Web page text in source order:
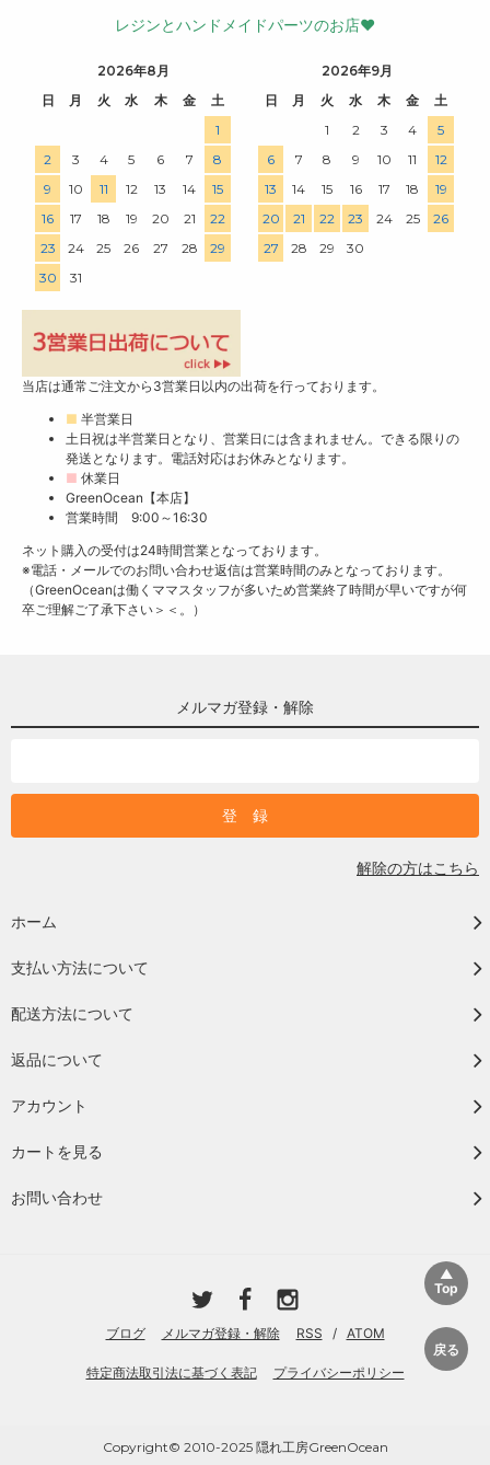
レジンとハンドメイドパーツのお店♥
2026年8月
日
月 火 水 木 金
土
1
2
3 4 5 6 7
8
9
10 11 12 13 14
15
16
17 18 19 20 21
22
23
24 25 26 27 28
29
30
31
2026年9月
日
月 火 水 木 金
土
1
2 3 4
5
6
7 8 9 10 11
12
13
14 15 16 17 18
19
20
21 22 23 24 25
26
27
28 29 30
当店は通常ご注文から3営業日以内の出荷を行っております。
■ 半営業日
土日祝は半営業日となり、営業日には含まれません。できる限りの
発送となります。電話対応はお休みとなります。
■ 休業日
GreenOcean【本店】
営業時間 9:00～16:30
ネット購入の受付は24時間営業となっております。
※電話・メールでのお問い合わせ返信は営業時間のみとなっております。
（GreenOceanは働くママスタッフが多いため営業終了時間が早いですが何
卒ご理解ご了承下さい＞＜。）
メルマガ登録・解除
解除の方はこちら
ホーム
支払い方法について
配送方法について
返品について
アカウント
カートを見る
お問い合わせ
ブログ メルマガ登録・解除 RSS / ATOM
特定商法取引法に基づく表記 プライバシーポリシー
Copyright© 2010-2025 隠れ工房GreenOcean